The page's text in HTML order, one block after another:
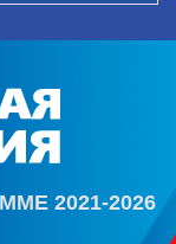
2021-2026